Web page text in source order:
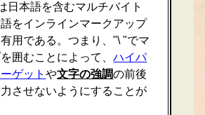
日本語を含むマルチバイト
をインラインマークアップ
用である。つまり、"\ "でマ
囲むことによって、ハイパ
ゲットや文字の強調の前後
させないようにすることが